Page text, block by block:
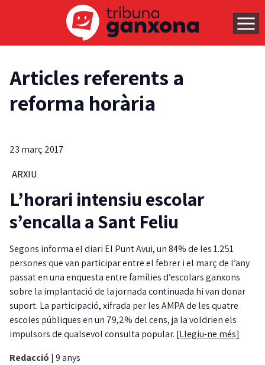
Articles referents a
reforma horària
23 març 2017
ARXIU
L’horari intensiu escolar
s’encalla a Sant Feliu
Segons informa el diari El Punt Avui, un 84% de les 1.251
persones que van participar entre el febrer i el març de l’any
passat en una enquesta entre famílies d’escolars ganxons
sobre la implantació de la jornada continuada hi van donar
suport. La participació, xifrada per les AMPA de les quatre
escoles públiques en un 79,2% del cens, ja la voldrien els
impulsors de qualsevol consulta popular. [Llegiu-ne més]
Redacció | 9 anys